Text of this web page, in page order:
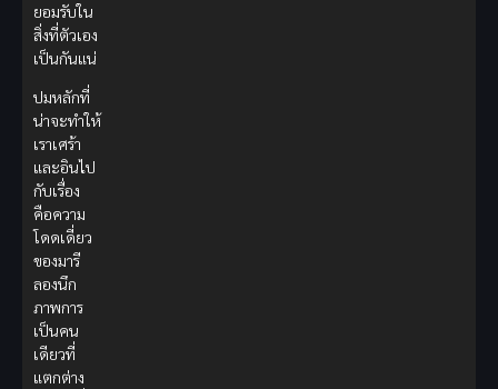
ยอมรับใน
สิ่งที่ตัวเอง
เป็นกันแน่
ปมหลักที่
น่าจะทำให้
เราเศร้า
และอินไป
กับเรื่อง
คือความ
โดดเดี่ยว
ของมารี
ลองนึก
ภาพการ
เป็นคน
เดียวที่
แตกต่าง